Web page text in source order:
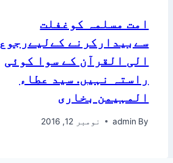
امت مسلمہ کوغفلت
سےبیدارکرنے کےلیےرجوع
الی القرآن کے سوا کوئی
راستہ نہیں. سید عطاء
المہیمن بخاری
By
admin نومبر 12, 2016